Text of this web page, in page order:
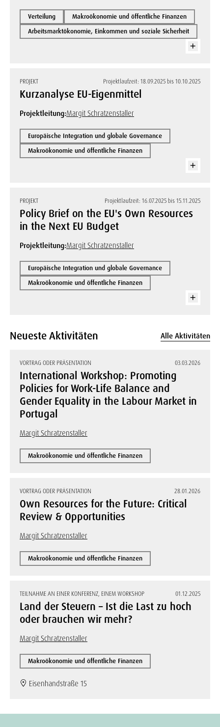
Verteilung
Makroökonomie und öffentliche Finanzen
Arbeitsmarktökonomie, Einkommen und soziale Sicherheit
PROJEKT Projektlaufzeit: 18.09.2025 bis 10.10.2025
Kurzanalyse EU-Eigenmittel
Projektleitung:Margit Schratzenstaller
Europäische Integration und globale Governance
Makroökonomie und öffentliche Finanzen
PROJEKT Projektlaufzeit: 16.07.2025 bis 15.11.2025
Policy Brief on the EU's Own Resources
in the Next EU Budget
Projektleitung:Margit Schratzenstaller
Europäische Integration und globale Governance
Makroökonomie und öffentliche Finanzen
Neueste Aktivitäten Alle Aktivitäten
VORTRAG ODER PRÄSENTATION 03.03.2026
International Workshop: Promoting
Policies for Work-Life Balance and
Gender Equality in the Labour Market in
Portugal
Margit Schratzenstaller
Makroökonomie und öffentliche Finanzen
VORTRAG ODER PRÄSENTATION 28.01.2026
Own Resources for the Future: Critical
Review & Opportunities
Margit Schratzenstaller
Makroökonomie und öffentliche Finanzen
TEILNAHME AN EINER KONFERENZ, EINEM WORKSHOP 01.12.2025
Land der Steuern – Ist die Last zu hoch
oder brauchen wir mehr?
Margit Schratzenstaller
Makroökonomie und öffentliche Finanzen
Eisenhandstraße 15